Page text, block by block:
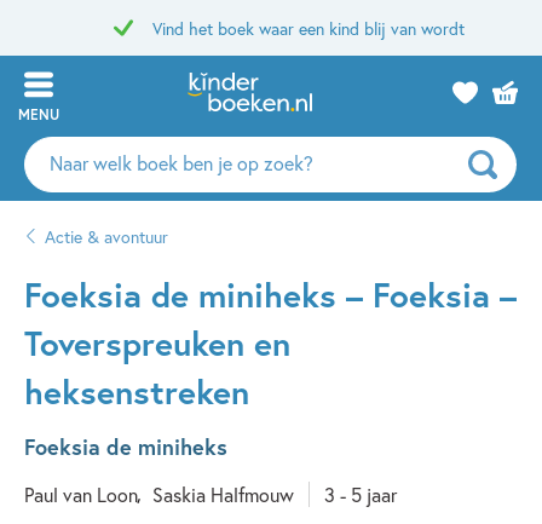
Vind het boek waar een kind blij van wordt
MENU
Zoeken
naar
auteurs
uitgevers
Actie & avontuur
Foeksia de miniheks – Foeksia –
Toverspreuken en
heksenstreken
Foeksia de miniheks
Paul van Loon Saskia Halfmouw 3 - 5 jaar